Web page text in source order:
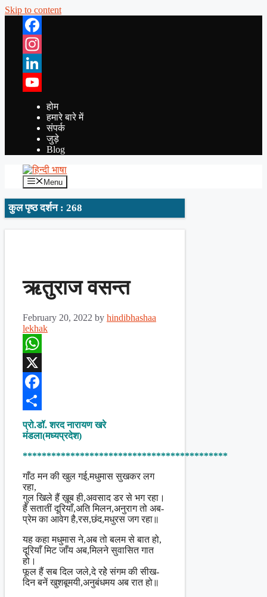
Skip to content
Facebook
Instagram
LinkedIn
YouTube
होम
हमारे बारे में
संपर्क
जुड़े
Blog
Menu
कुल पृष्ठ दर्शन : 268
ऋतुराज वसन्त
February 20, 2022 by hindibhashaa
lekhak
WhatsApp
X
Facebook
Share
प्रो.डॉ. शरद नारायण खरे
मंडला(मध्यप्रदेश)
*******************************************
गाँठ मन की खुल गई,मधुमास सुखकर लग
रहा,
गुल खिले हैं ख़ूब ही,अवसाद डर से भग रहा।
हैं सतातीं दूरियाँ,अति मिलन,अनुराग तो अब-
प्रेम का आवेग है,रस,छंद,मधुरस जग रहा॥
यह कहा मधुमास ने,अब तो बलम से बात हो,
दूरियाँ मिट जाँय अब,मिलने सुवासित गात
हो।
फूल हैं सब दिल जले,दे रहेे संगम की सीख-
दिन बनें खुशबूमयी,अनुबंधमय अब रात हो॥